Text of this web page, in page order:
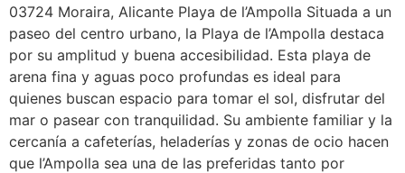
03724 Moraira, Alicante Playa de l’Ampolla Situada a un
paseo del centro urbano, la Playa de l’Ampolla destaca
por su amplitud y buena accesibilidad. Esta playa de
arena fina y aguas poco profundas es ideal para
quienes buscan espacio para tomar el sol, disfrutar del
mar o pasear con tranquilidad. Su ambiente familiar y la
cercanía a cafeterías, heladerías y zonas de ocio hacen
que l’Ampolla sea una de las preferidas tanto por